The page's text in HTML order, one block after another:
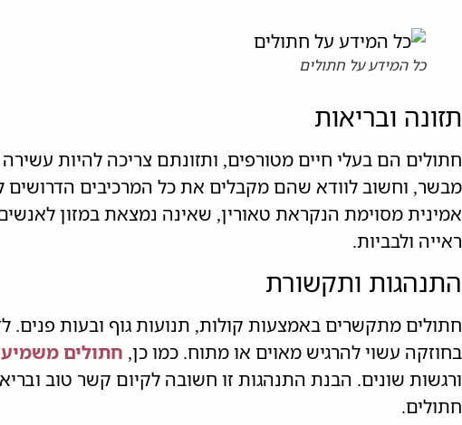
כל המידע על חתולים
תזונה ובריאות
חתולים הם בעלי חיים מטורפים, ותזונתם צריכה להיות עשירה
מבשר, וחשוב לוודא שהם מקבלים את כל המרכיבים הדרושים
אמינית מסוימת הנקראת טאורין, שאינה נמצאת במזון
ראייה ולבביות.
התנהגות ותקשורת
חתולים מתקשרים באמצעות קולות, תנועות גוף ובעות פנים.
בחוזקה עשוי להרגיש מאוים או מתוח. כמו כן, חתולים
ורגשות שונים. הבנת התנהגות זו חשובה לקיום קשר טוב
חתולים.